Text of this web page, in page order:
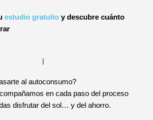
estudio gratuito y descubre cuánto
al autoconsumo?
en cada paso del proceso
disfrutar del sol… y del ahorro.